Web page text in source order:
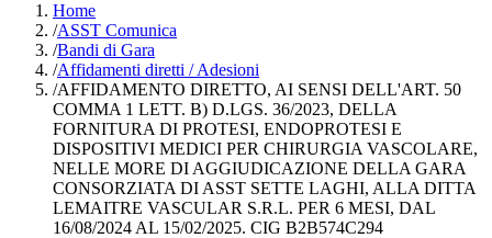
Home
/ASST Comunica
/Bandi di Gara
/Affidamenti diretti / Adesioni
/AFFIDAMENTO DIRETTO, AI SENSI DELL'ART. 50
COMMA 1 LETT. B) D.LGS. 36/2023, DELLA
FORNITURA DI PROTESI, ENDOPROTESI E
DISPOSITIVI MEDICI PER CHIRURGIA VASCOLARE,
NELLE MORE DI AGGIUDICAZIONE DELLA GARA
CONSORZIATA DI ASST SETTE LAGHI, ALLA DITTA
LEMAITRE VASCULAR S.R.L. PER 6 MESI, DAL
16/08/2024 AL 15/02/2025. CIG B2B574C294